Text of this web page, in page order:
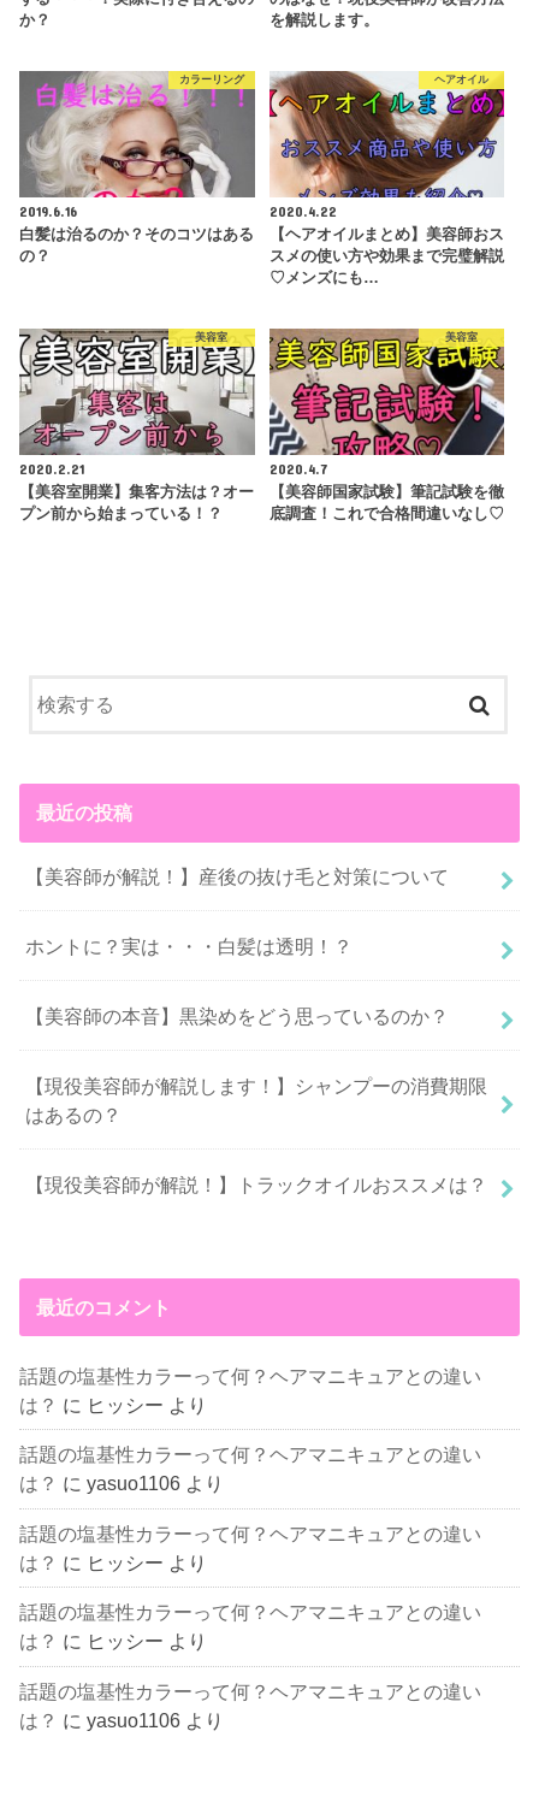
か？
を解説します。
カラーリング
2019.6.16
白髪は治るのか？そのコツはある
の？
ヘアオイル
2020.4.22
【ヘアオイルまとめ】美容師おス
スメの使い方や効果まで完璧解説
♡メンズにも…
美容室
2020.2.21
【美容室開業】集客方法は？オー
プン前から始まっている！？
美容室
2020.4.7
【美容師国家試験】筆記試験を徹
底調査！これで合格間違いなし♡
最近の投稿
【美容師が解説！】産後の抜け毛と対策について
ホントに？実は・・・白髪は透明！？
【美容師の本音】黒染めをどう思っているのか？
【現役美容師が解説します！】シャンプーの消費期限
はあるの？
【現役美容師が解説！】トラックオイルおススメは？
最近のコメント
話題の塩基性カラーって何？ヘアマニキュアとの違い
は？ に ヒッシー より
話題の塩基性カラーって何？ヘアマニキュアとの違い
は？ にyasuo1106 より
話題の塩基性カラーって何？ヘアマニキュアとの違い
は？ に ヒッシー より
話題の塩基性カラーって何？ヘアマニキュアとの違い
は？ に ヒッシー より
話題の塩基性カラーって何？ヘアマニキュアとの違い
は？ にyasuo1106 より